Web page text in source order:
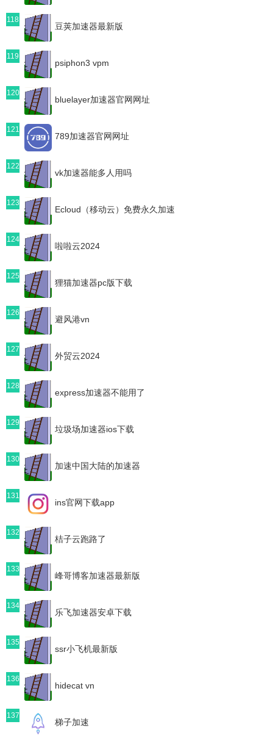
118
豆荚加速器最新版
119
psiphon3 vpm
120
bluelayer加速器官网网址
121
789加速器官网网址
122
vk加速器能多人用吗
123
Ecloud（移动云）免费永久加速
124
啦啦云2024
125
狸猫加速器pc版下载
126
避风港vn
127
外贸云2024
128
express加速器不能用了
129
垃圾场加速器ios下载
130
加速中国大陆的加速器
131
ins官网下载app
132
桔子云跑路了
133
峰哥博客加速器最新版
134
乐飞加速器安卓下载
135
ssr小飞机最新版
136
hidecat vn
137
梯子加速